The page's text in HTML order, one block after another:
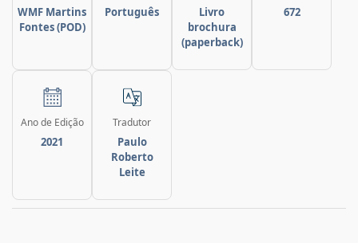
WMF Martins
Fontes (POD)
Português
Livro
brochura
(paperback)
672
Ano de Edição
2021
Tradutor
Paulo
Roberto
Leite